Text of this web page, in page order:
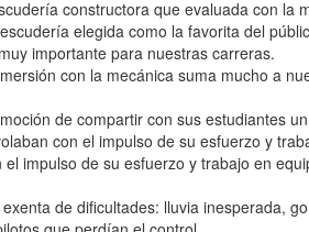
constructora que evaluada con la
elegida como la favorita del
importante para nuestras carreras.
con la mecánica suma mucho a
de compartir con sus estudiantes
con el impulso de su esfuerzo y
impulso de su esfuerzo y trabajo en
de dificultades: lluvia inesperada,